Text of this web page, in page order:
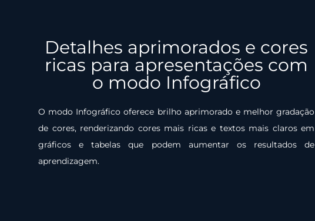
Detalhes aprimorados e cores
ricas para apresentações com
o modo Infográfico
O modo Infográfico oferece brilho aprimorado e melhor gradação
de cores, renderizando cores mais ricas e textos mais claros em
gráficos e tabelas que podem aumentar os resultados de
aprendizagem.